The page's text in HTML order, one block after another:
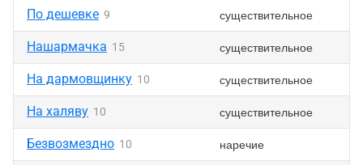
По дешевке 9 существительное
Нашармачка 15 существительное
На дармовщинку 10 существительное
На халяву 10 существительное
Безвозмездно 10 наречие